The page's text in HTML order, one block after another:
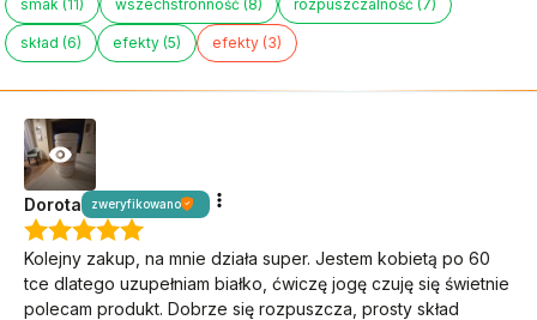
smak (11) wszechstronność (8) rozpuszczalność (7)
skład (6) efekty (5) efekty (3)
Dorota zweryfikowano
Kolejny zakup, na mnie działa super. Jestem kobietą po 60
tce dlatego uzupełniam białko, ćwiczę jogę czuję się świetnie
polecam produkt. Dobrze się rozpuszcza, prosty skład